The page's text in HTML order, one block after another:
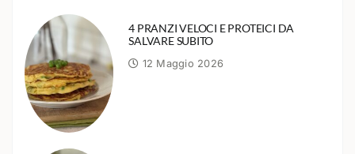
4 PRANZI VELOCI E PROTEICI DA
SALVARE SUBITO
12 Maggio 2026